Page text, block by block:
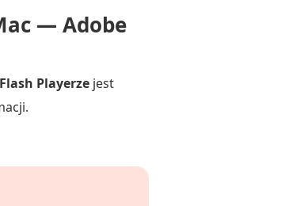
— Adobe
Playerze jest